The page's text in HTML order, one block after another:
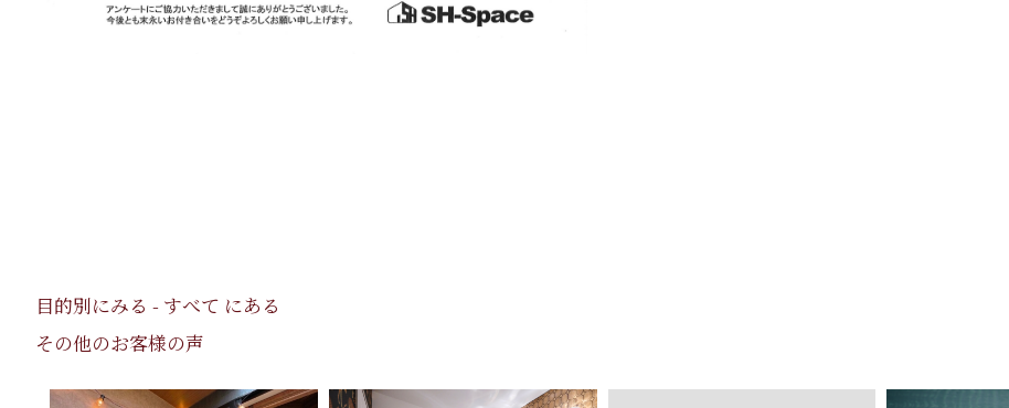
目的別にみる - すべて にある
その他のお客様の声